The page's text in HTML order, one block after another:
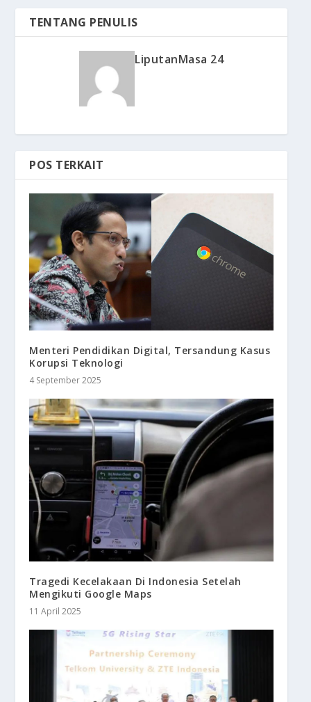
TENTANG PENULIS
LiputanMasa 24
POS TERKAIT
Menteri Pendidikan Digital, Tersandung Kasus
Korupsi Teknologi
4 September 2025
Tragedi Kecelakaan Di Indonesia Setelah
Mengikuti Google Maps
11 April 2025